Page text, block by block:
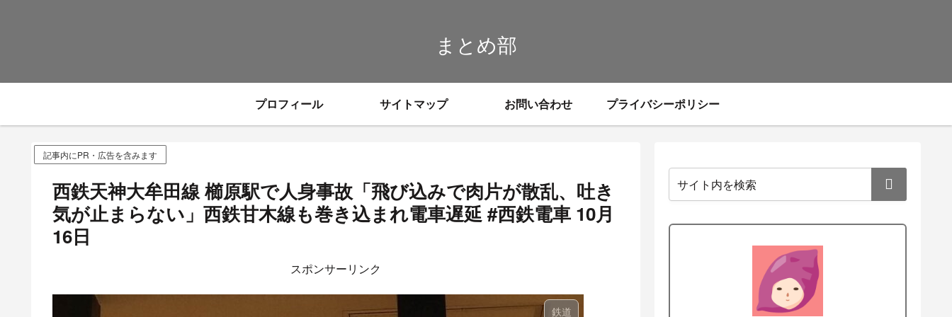
まとめ部
プロフィール サイトマップ お問い合わせ プライバシーポリシー
記事内にPR・広告を含みます
西鉄天神大牟田線 櫛原駅で人身事故「飛び込みで肉片が散乱、吐き
気が止まらない」西鉄甘木線も巻き込まれ電車遅延 #西鉄電車 10月
16日
スポンサーリンク